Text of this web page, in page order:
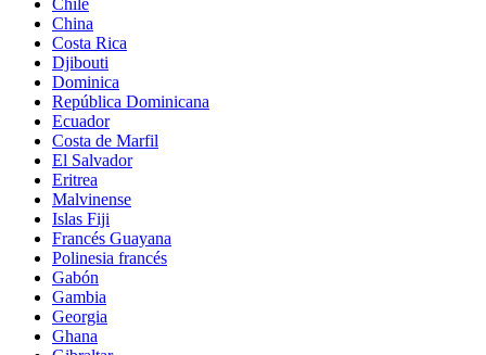
Chile
China
Costa Rica
Djibouti
Dominica
República Dominicana
Ecuador
Costa de Marfil
El Salvador
Eritrea
Malvinense
Islas Fiji
Francés Guayana
Polinesia francés
Gabón
Gambia
Georgia
Ghana